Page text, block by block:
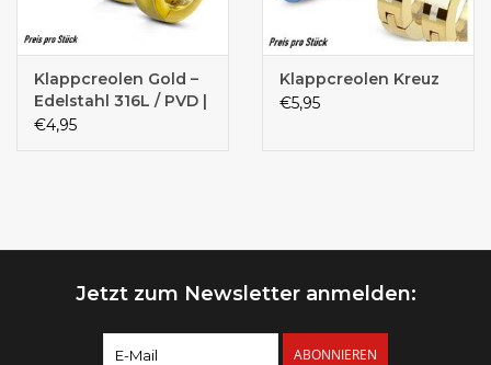
Klappcreolen Gold –
Edelstahl 316L / PVD |
4 mm breit | Unisex
€4,95
Klappcreolen Kreuz
€5,95
Jetzt zum Newsletter anmelden:
ABONNIEREN